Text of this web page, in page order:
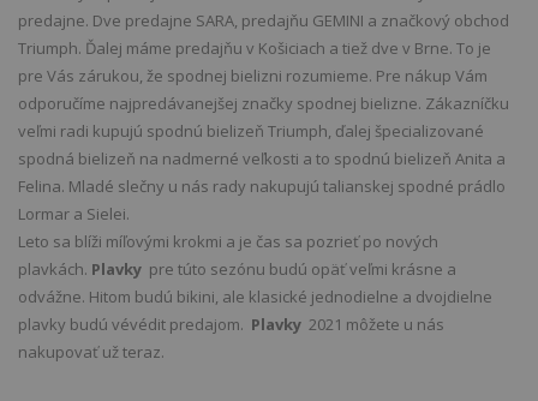
predajne. Dve predajne SARA, predajňu GEMINI a značkový obchod
Triumph. Ďalej máme predajňu v Košiciach a tiež dve v Brne. To je
pre Vás zárukou, že spodnej bielizni rozumieme. Pre nákup Vám
odporučíme najpredávanejšej značky spodnej bielizne. Zákazníčku
veľmi radi kupujú spodnú bielizeň Triumph, ďalej špecializované
spodná bielizeň na nadmerné veľkosti a to spodnú bielizeň Anita a
Felina. Mladé slečny u nás rady nakupujú talianskej spodné prádlo
Lormar a Sielei.
Leto sa blíži míľovými krokmi a je čas sa pozrieť po nových
plavkách. Plavky pre túto sezónu budú opäť veľmi krásne a
odvážne. Hitom budú bikini, ale klasické jednodielne a dvojdielne
plavky budú vévédit predajom. Plavky 2021 môžete u nás
nakupovať už teraz.